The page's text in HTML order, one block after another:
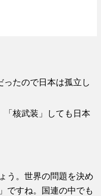
ったので日本は孤立し
「核武装」しても日本
う。世界の問題を決め
」ですね。国連の中でも